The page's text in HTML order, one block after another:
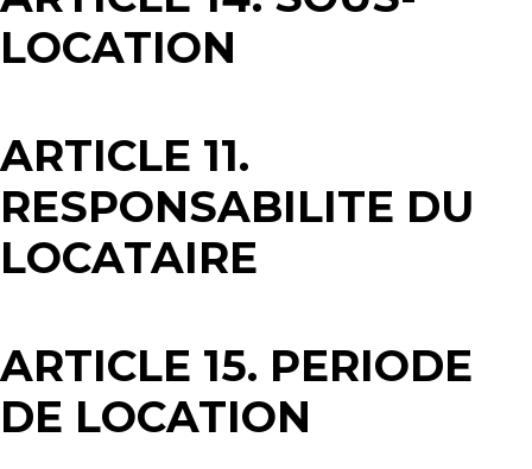
LOCATION
ARTICLE 11.
RESPONSABILITE DU
LOCATAIRE
ARTICLE 15. PERIODE
DE LOCATION